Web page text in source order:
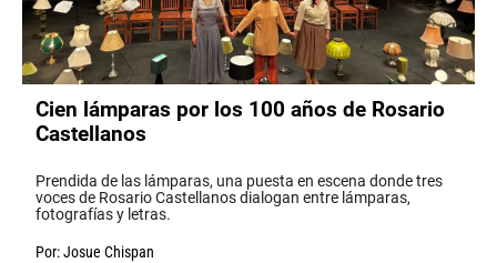
Cien lámparas por los 100 años de Rosario
Castellanos
Prendida de las lámparas, una puesta en escena donde tres
voces de Rosario Castellanos dialogan entre lámparas,
fotografías y letras.
Por:Josue Chispan